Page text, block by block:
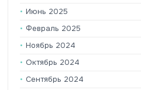
Июнь 2025
Февраль 2025
Ноябрь 2024
Октябрь 2024
Сентябрь 2024